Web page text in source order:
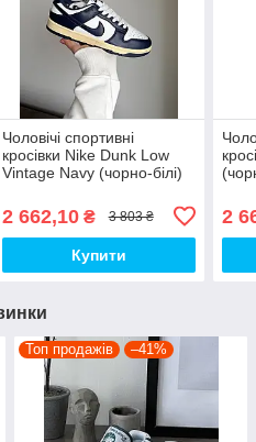
Чоловічі спортивні
кросівки Nike Dunk Low
Vintage Navy (чорно-білі)
026 Найк топ
2 662,10₴ 3 803 ₴
Купити
2
Топ продажів –41%